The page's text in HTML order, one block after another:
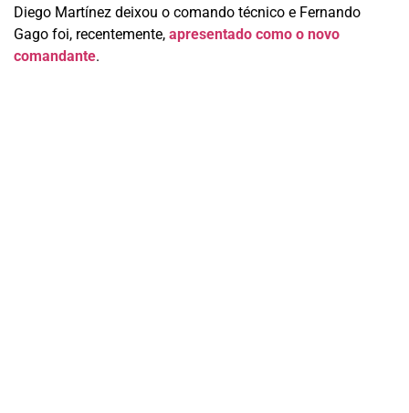
Diego Martínez deixou o comando técnico e Fernando
Gago foi, recentemente, apresentado como o novo
comandante.